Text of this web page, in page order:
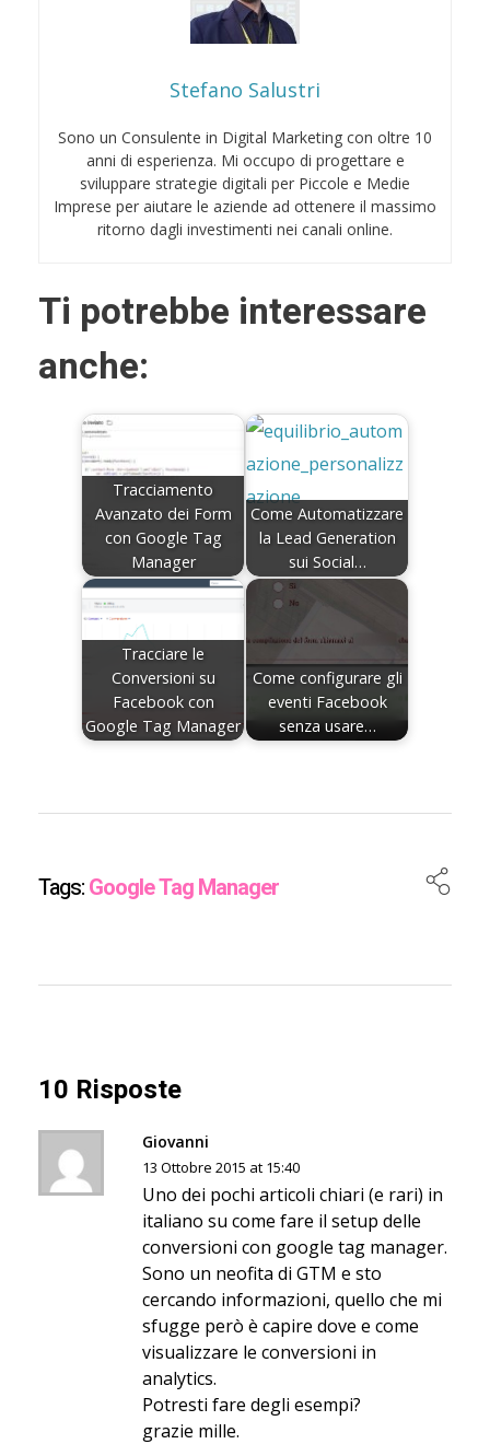
Stefano Salustri
Sono un Consulente in Digital Marketing con oltre 10
anni di esperienza. Mi occupo di progettare e
sviluppare strategie digitali per Piccole e Medie
Imprese per aiutare le aziende ad ottenere il massimo
ritorno dagli investimenti nei canali online.
Ti potrebbe interessare
anche:
Tracciamento
Avanzato dei Form
con Google Tag
Manager
Come Automatizzare
la Lead Generation
sui Social…
Tracciare le
Conversioni su
Facebook con
Google Tag Manager
Come configurare gli
eventi Facebook
senza usare…
Tags:Google Tag Manager
10 Risposte
Giovanni
13 Ottobre 2015 at 15:40
Uno dei pochi articoli chiari (e rari) in
italiano su come fare il setup delle
conversioni con google tag manager.
Sono un neofita di GTM e sto
cercando informazioni, quello che mi
sfugge però è capire dove e come
visualizzare le conversioni in
analytics.
Potresti fare degli esempi?
grazie mille.